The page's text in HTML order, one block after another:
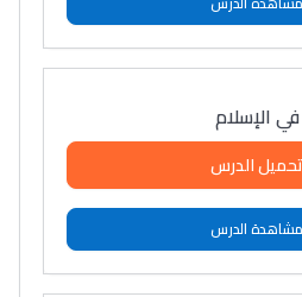
الإسلام
تحميل الدرس
مشاهدة الدرس